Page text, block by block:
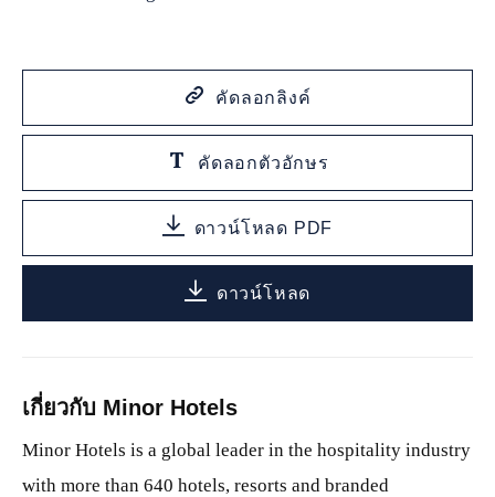
คัดลอกลิงค์
คัดลอกตัวอักษร
ดาวน์โหลด PDF
ดาวน์โหลด
เกี่ยวกับ Minor Hotels
Minor Hotels is a global leader in the hospitality industry
with more than 640 hotels, resorts and branded